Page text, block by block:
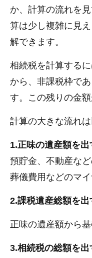
か、計算の流れを
算は少し複雑に見
解できます。
相続税を計算する
から、非課税枠で
す。この残りの金
計算の大きな流れは
1.正味の遺産額を出
預貯金、不動産な
葬儀費用などのマイ
2.課税遺産総額を出
正味の遺産額から基
3.相続税の総額を出